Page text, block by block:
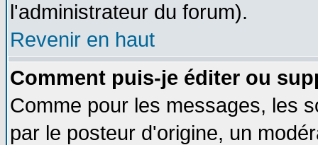
l'administrateur du forum).
Revenir en haut
Comment puis-je éditer ou
Comme pour les messages, les
par le posteur d'origine, un